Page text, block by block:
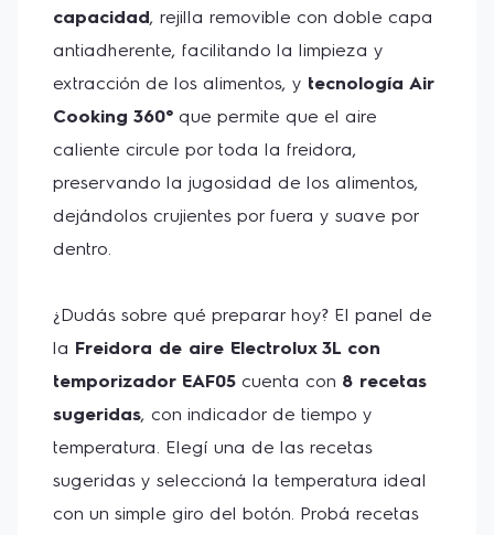
capacidad, rejilla removible con doble capa
antiadherente, facilitando la limpieza y
extracción de los alimentos, y tecnología Air
Cooking 360° que permite que el aire
caliente circule por toda la freidora,
preservando la jugosidad de los alimentos,
dejándolos crujientes por fuera y suave por
dentro.
¿Dudás sobre qué preparar hoy? El panel de
la Freidora de aire Electrolux 3L con
temporizador EAF05 cuenta con 8 recetas
sugeridas, con indicador de tiempo y
temperatura. Elegí una de las recetas
sugeridas y seleccioná la temperatura ideal
con un simple giro del botón. Probá recetas